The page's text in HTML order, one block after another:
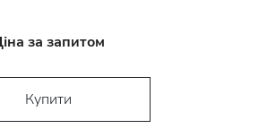
за запитом
Купити